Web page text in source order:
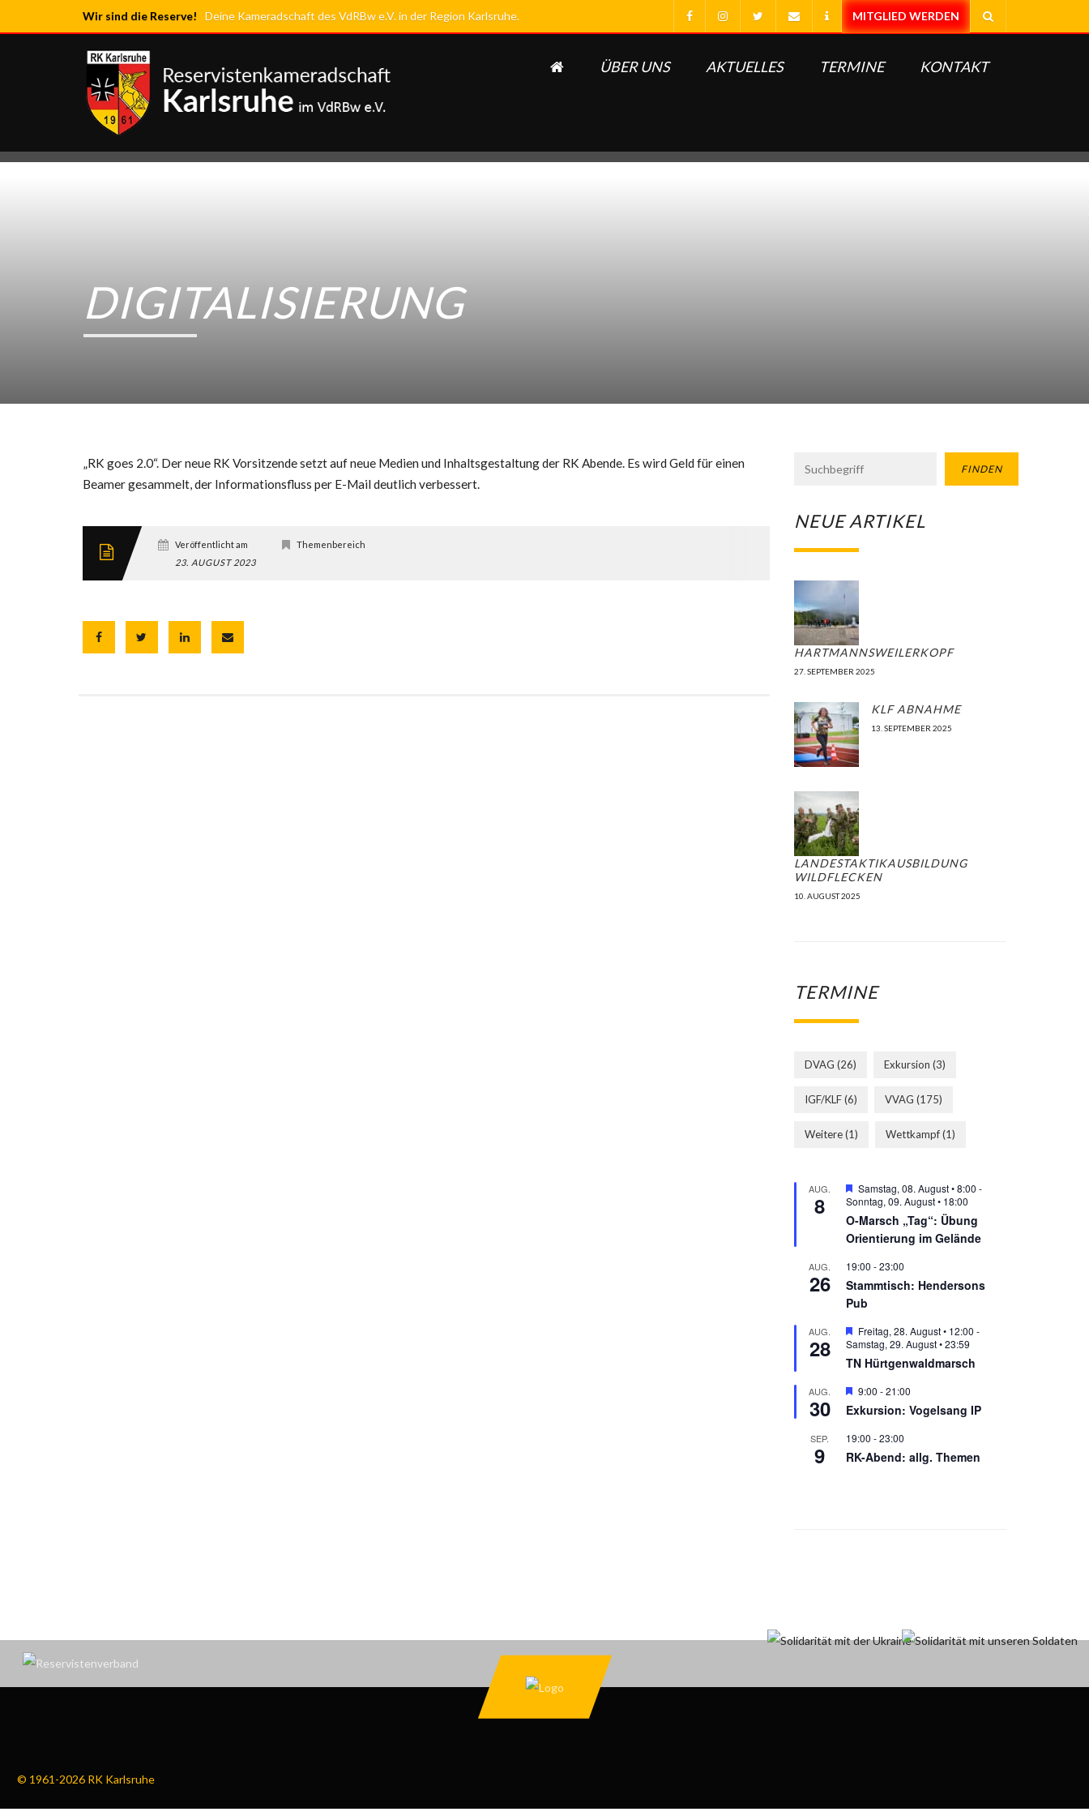
Wir sind die Reserve! Deine Kameradschaft des VdRBw e.V. in der Region Karlsruhe.
ÜBER UNS AKTUELLES TERMINE KONTAKT
DIGITALISIERUNG
„RK goes 2.0“. Der neue RK Vorsitzende setzt auf neue Medien und Inhaltsgestaltung der RK Abende. Es wird Geld für einen
Beamer gesammelt, der Informationsfluss per E-Mail deutlich verbessert.
Veröffentlicht am
23. AUGUST 2023
Themenbereich
FINDEN
NEUE ARTIKEL
HARTMANNSWEILERKOPF
27. SEPTEMBER 2025
KLF ABNAHME
13. SEPTEMBER 2025
LANDESTAKTIKAUSBILDUNG
WILDFLECKEN
10. AUGUST 2025
TERMINE
DVAG (26) Exkursion (3)
IGF/KLF(6) VVAG (175)
Weitere(1) Wettkampf(1)
AUG.
8
Hervorgehoben
Samstag, 08. August • 8:00 -
Sonntag, 09. August • 18:00
O-Marsch „Tag“: Übung
Orientierung im Gelände
AUG.
26
19:00 -23:00
Stammtisch: Hendersons
Pub
AUG.
28
Hervorgehoben
Freitag, 28. August • 12:00 -
Samstag, 29. August • 23:59
TN Hürtgenwaldmarsch
AUG.
30
Hervorgehoben
9:00 -21:00
Exkursion: Vogelsang IP
SEP.
9
19:00 -23:00
RK-Abend: allg. Themen
© 1961-2026 RK Karlsruhe